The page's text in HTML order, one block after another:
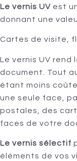
Le vernis UV est
donnant une
Cartes de visite,
Le vernis UV rend
document. Tout
étant moins
une seule face,
postales, des
faces de votre
Le vernis sélectif
éléments de vos